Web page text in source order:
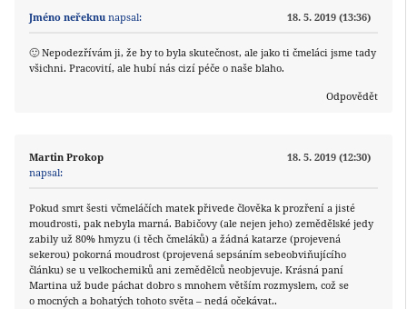
Jméno neřeknu napsal: 18. 5. 2019 (13:36)
🙂 Nepodezřívám ji, že by to byla skutečnost, ale jako ti čmeláci jsme tady
všichni. Pracovití, ale hubí nás cizí péče o naše blaho.
Odpovědět
Martin Prokop
napsal:
18. 5. 2019 (12:30)
Pokud smrt šesti včmeláčích matek přivede člověka k prozření a jisté
moudrosti, pak nebyla marná. Babičovy (ale nejen jeho) zemědělské jedy
zabily už 80% hmyzu (i těch čmeláků) a žádná katarze (projevená
sekerou) pokorná moudrost (projevená sepsáním sebeobviňujícího
článku) se u velkochemiků ani zemědělců neobjevuje. Krásná paní
Martina už bude páchat dobro s mnohem větším rozmyslem, což se
o mocných a bohatých tohoto světa – nedá očekávat..